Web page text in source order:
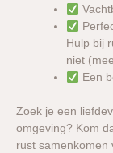
Hulp bij
niet
Een
Zoek je een
omgeving? Kom
rust samenkomen